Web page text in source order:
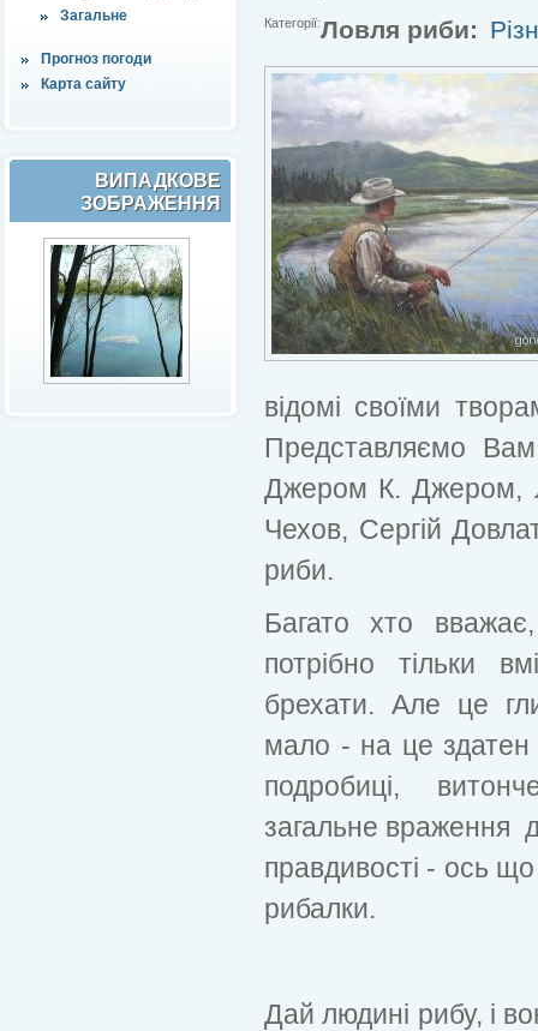
Загальне
Прогноз погоди
Карта сайту
ВИПАДКОВЕ
ЗОБРАЖЕННЯ
Категорії:Ловля риби:
відомі своїми
Представляємо
Джером К. Джером,
Чехов, Сергій
риби.
Багато хто
потрібно тільки
брехати. Але це
мало - на це здатен
подробиці,
загальне враження
правдивості - ось
рибалки.
Дай людині рибу, і